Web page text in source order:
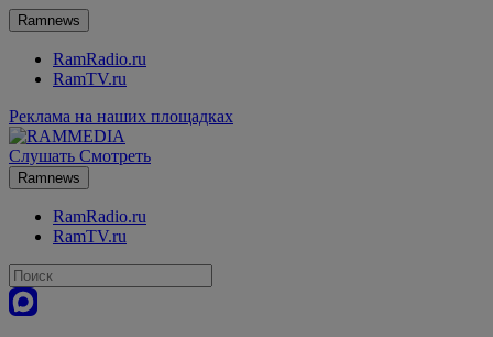
Ramnews
RamRadio.ru
RamTV.ru
Реклама на наших площадках
Слушать Смотреть
Ramnews
RamRadio.ru
RamTV.ru